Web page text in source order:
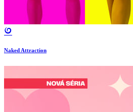
Naked Attraction